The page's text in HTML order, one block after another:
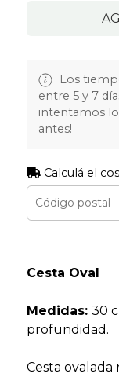
Los
entre 5 y 7
intentamos
antes!
Calculá el
Cesta Oval
Medidas: 30
profundidad.
Cesta ovalada